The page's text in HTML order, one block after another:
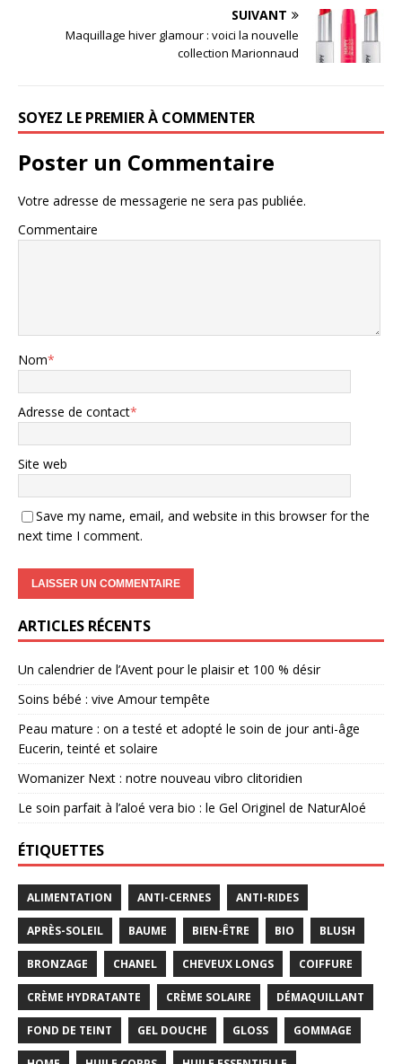
SUIVANT
Maquillage hiver glamour : voici la nouvelle
collection Marionnaud
SOYEZ LE PREMIER À COMMENTER
Poster un Commentaire
Votre adresse de messagerie ne sera pas publiée.
Commentaire
Nom*
Adresse de contact*
Site web
Save my name, email, and website in this browser for the
next time I comment.
ARTICLES RÉCENTS
Un calendrier de l’Avent pour le plaisir et 100 % désir
Soins bébé : vive Amour tempête
Peau mature : on a testé et adopté le soin de jour anti-âge
Eucerin, teinté et solaire
Womanizer Next : notre nouveau vibro clitoridien
Le soin parfait à l’aloé vera bio : le Gel Originel de NaturAloé
ÉTIQUETTES
ALIMENTATION ANTI-CERNES ANTI-RIDES
APRÈS-SOLEIL BAUME BIEN-ÊTRE BIO BLUSH
BRONZAGE CHANEL CHEVEUX LONGS COIFFURE
CRÈME HYDRATANTE CRÈME SOLAIRE DÉMAQUILLANT
FOND DE TEINT GEL DOUCHE GLOSS GOMMAGE